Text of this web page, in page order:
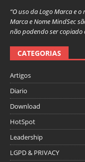
“O uso da Logo Marca e
Marca e Nome MindSec
não podendo ser copiado
CATEGORIAS
Artigos
Diario
Download
HotSpot
Leadership
LGPD & PRIVACY